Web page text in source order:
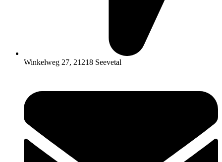
Winkelweg 27, 21218 Seevetal